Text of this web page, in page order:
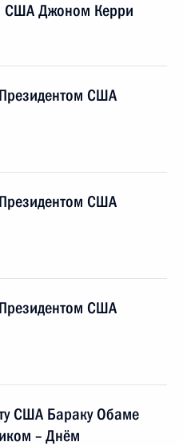
США Джоном Керри
США
США
США
США Бараку Обаме
– Днём